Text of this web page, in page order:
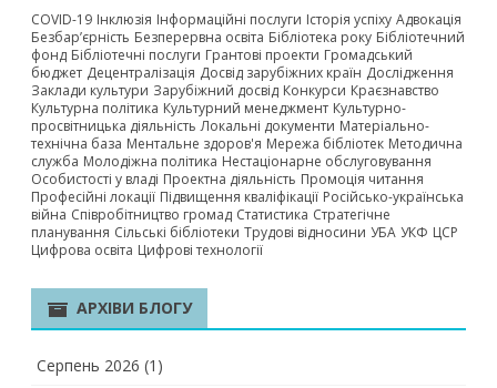
COVID-19 Інклюзія Інформаційні послуги Історія успіху Адвокація
Безбар’єрність Безперервна освіта Бібліотека року Бібліотечний
фонд Бібліотечні послуги Грантові проекти Громадський
бюджет Децентралізація Досвід зарубіжних країн Дослідження
Заклади культури Зарубіжний досвід Конкурси Краєзнавство
Культурна політика Культурний менеджмент Культурно-
просвітницька діяльність Локальні документи Матеріально-
технічна база Ментальне здоров'я Мережа бібліотек Методична
служба Молодіжна політика Нестаціонарне обслуговування
Особистості у владі Проектна діяльність Промоція читання
Професійні локації Підвищення кваліфікації Російсько-українська
війна Співробітництво громад Статистика Стратегічне
планування Сільські бібліотеки Трудові відносини УБА УКФ ЦСР
Цифрова освіта Цифрові технології
АРХІВИ БЛОГУ
Серпень 2026 (1)